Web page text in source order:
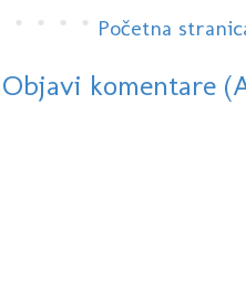
Početna
Objavi komentare